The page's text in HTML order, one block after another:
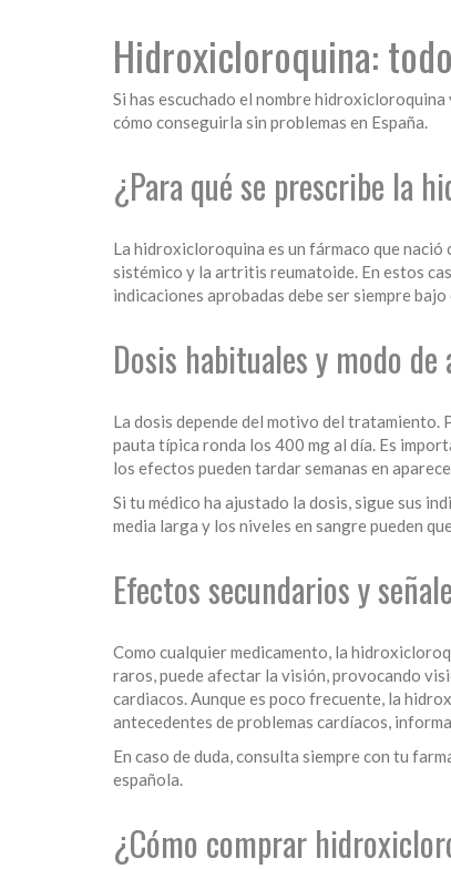
Hidroxicloroquina:
Si has escuchado el nombre
cómo conseguirla sin problemas en España.
¿Para qué se prescribe la
La hidroxicloroquina es un fármaco que
sistémico y la artritis reumatoide. En estos
indicaciones aprobadas debe ser siempre
Dosis habituales y modo
La dosis depende del motivo del tratamiento.
pauta típica ronda los 400 mg al día. Es
los efectos pueden tardar semanas en
Si tu médico ha ajustado la dosis, sigue sus
media larga y los niveles en sangre pueden
Efectos secundarios y
Como cualquier medicamento, la
raros, puede afectar la visión, provocando
cardiacos. Aunque es poco frecuente, la
antecedentes de problemas cardíacos,
En caso de duda, consulta siempre con tu
española.
¿Cómo comprar